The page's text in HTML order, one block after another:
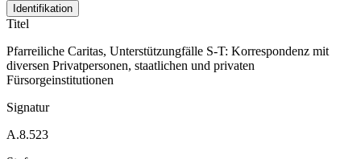
Identifikation
Titel
Pfarreiliche Caritas, Unterstützungfälle S-T: Korrespondenz mit
diversen Privatpersonen, staatlichen und privaten
Fürsorgeinstitutionen
Signatur
A.8.523